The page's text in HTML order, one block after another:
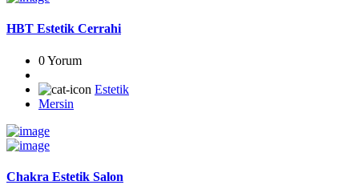
HBT Estetik Cerrahi
0 Yorum
Estetik
Mersin
Chakra Estetik Salon